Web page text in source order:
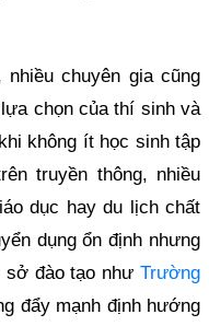
nhiều chuyên gia cũng
chọn của thí sinh và
không ít học sinh tập
truyền thông, nhiều
dục hay du lịch chất
dụng ổn định nhưng
đào tạo như Trường
đẩy mạnh định hướng